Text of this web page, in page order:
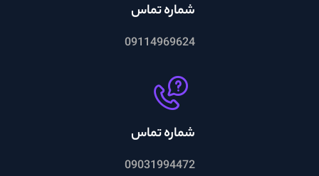
شماره تماس
09114969624
شماره تماس
09031994472